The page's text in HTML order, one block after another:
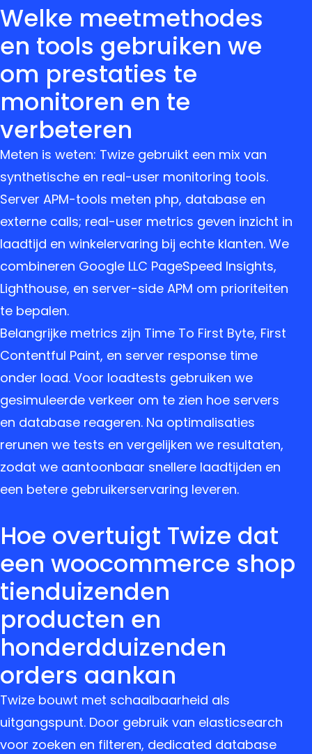
Welke meetmethodes
en tools gebruiken we
om prestaties te
monitoren en te
verbeteren
Meten is weten: Twize gebruikt een mix van
synthetische en real-user monitoring tools.
Server APM-tools meten php, database en
externe calls; real-user metrics geven inzicht in
laadtijd en winkelervaring bij echte klanten. We
combineren Google LLC PageSpeed Insights,
Lighthouse, en server-side APM om prioriteiten
te bepalen.
Belangrijke metrics zijn Time To First Byte, First
Contentful Paint, en server response time
onder load. Voor loadtests gebruiken we
gesimuleerde verkeer om te zien hoe servers
en database reageren. Na optimalisaties
rerunen we tests en vergelijken we resultaten,
zodat we aantoonbaar snellere laadtijden en
een betere gebruikerservaring leveren.
Hoe overtuigt Twize dat
een woocommerce shop
tienduizenden
producten en
honderdduizenden
orders aankan
Twize bouwt met schaalbaarheid als
uitgangspunt. Door gebruik van elasticsearch
voor zoeken en filteren, dedicated database